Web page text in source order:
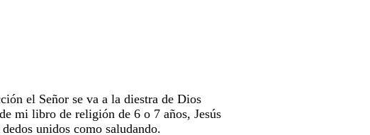
el Señor se va a la diestra de Dios
mi libro de religión de 6 o 7 años, Jesús
unidos como saludando.